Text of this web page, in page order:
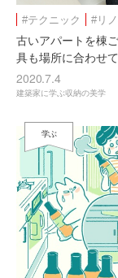
#テクニック #リ
古いアパートを棟
具も場所に合わせ
2020.7.4
建築家に学ぶ収納の美学
学ぶ